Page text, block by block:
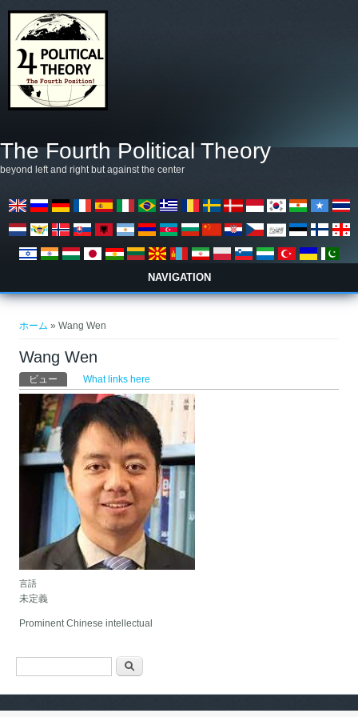
The Fourth Political Theory
beyond left and right but against the center
NAVIGATION
ホーム » Wang Wen
Wang Wen
プライマリータブ
ビュー (アクティブなタブ)
What links here
言語
未定義
Prominent Chinese intellectual
検索フォーム